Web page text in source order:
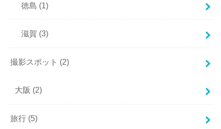
徳島 (1)
滋賀 (3)
撮影スポット (2)
大阪 (2)
旅行 (5)